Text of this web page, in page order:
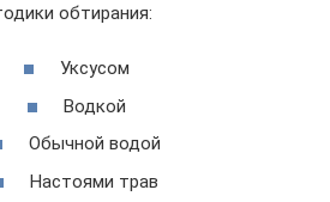
обтирания:
Уксусом
Водкой
Обычной водой
Настоями трав